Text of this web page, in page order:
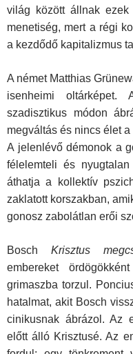
világ között állnak
menetiség, mert a régi
a kezdődő kapitalizmus
A német Matthias
isenheimi oltárképet.
szadisztikus módon
megváltás és nincs élet
A jelenlévő démonok a
félelemteli és
áthatja a kollektív
zaklatott korszakban,
gonosz zabolátlan erői
Bosch Krisztus
embereket
grimaszba torzul.
hatalmat, akit Bosch
cinikusnak ábrázol. Az
előtt álló Krisztusé. Az